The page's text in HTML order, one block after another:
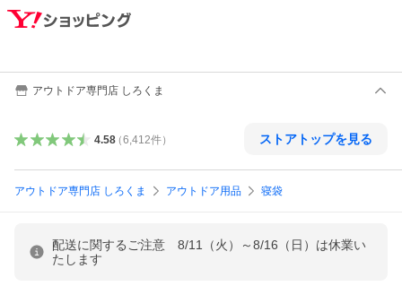
アウトドア専門店 しろくま
4.58（6,412件） ストアトップを見る
アウトドア専門店 しろくま アウトドア用品 寝袋
配送に関するご注意 8/11（火）～8/16（日）は休業い
たします